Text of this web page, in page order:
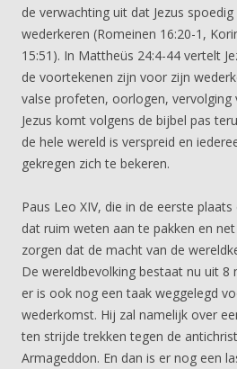
de verwachting uit dat Jezus
wederkeren (Romeinen 16:20-1,
15:51). In Mattheüs 24:4-44 vertelt
de voortekenen zijn voor zijn
valse profeten, oorlogen, vervolging
Jezus komt volgens de bijbel pas
de hele wereld is verspreid en
gekregen zich te bekeren.
Paus Leo XIV, die in de eerste
dat ruim weten aan te pakken en
zorgen dat de macht van de
De wereldbevolking bestaat nu uit 8
er is ook nog een taak weggelegd
wederkomst. Hij zal namelijk over
ten strijde trekken tegen de
Armageddon. En dan is er nog een